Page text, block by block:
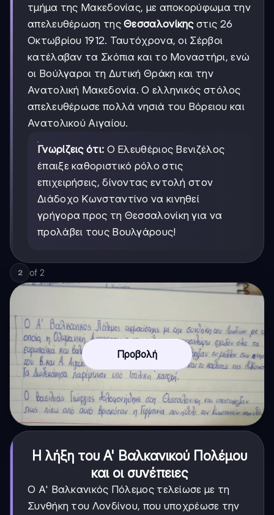
τμήμα της Μακεδονίας, με αποκορύφωμα την
απελευθέρωση τηςΘεσσαλονίκηςστις 26
Οκτωβρίου 1912. Ταυτόχρονα, οι Σέρβοι
κατέλαβαν τα Σκόπια και το Μοναστήρι, ενώ
οι Βούλγαροι τη Δυτική Θράκη και την
Ανατολική Μακεδονία. Ο ελληνικός στόλος
απελευθέρωσε πολλά νησιά του Βόρειου και
Ανατολικού Αιγαίου.
Γνωρίζεις ότι: Ο Ελευθέριος Βενιζέλος
έπαιξε καθοριστικό ρόλο στις
επιχειρήσεις, δίνοντας εντολή στον
Διάδοχο Κωνσταντίνο να κινηθεί
γρήγορα προς τη Θεσσαλονίκη για να
προλάβει τους Βουλγάρους!
2 of 2
Προβολή
Η λήξη του Α' Βαλκανικού Πολέμου
και οι συνέπειες
Ο Α' Βαλκανικός Πόλεμος τελείωσε με τη
Συνθήκη του Λονδίνου, που υποχρέωσε την